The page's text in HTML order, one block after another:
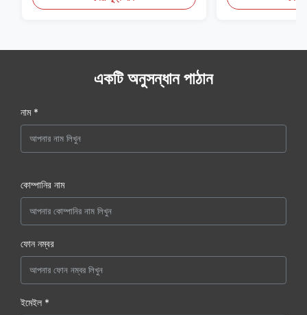
একটি অনুসন্ধান পাঠান
নাম *
কোম্পানির নাম
ফোন নম্বর
ইমেইল *